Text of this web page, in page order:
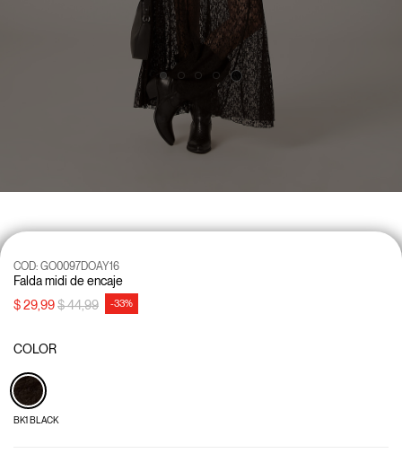
Falda midi de encaje
COD: GO0097DOAY16
$ 29,99precio rebajado desde
$ 44,99a -33%
COLOR
BK1 BLACK